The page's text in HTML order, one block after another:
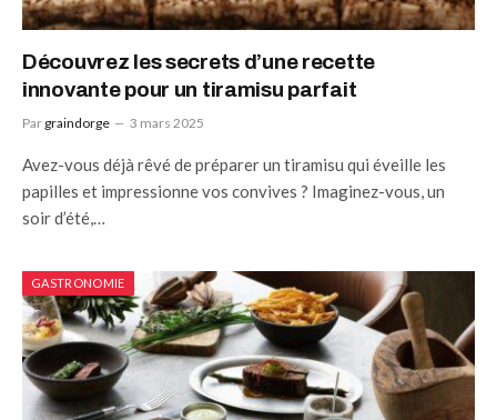
Découvrez les secrets d’une recette
innovante pour un tiramisu parfait
Par graindorge 3 mars 2025
Avez-vous déjà rêvé de préparer un tiramisu qui éveille les
papilles et impressionne vos convives ? Imaginez-vous, un
soir d’été,…
GASTRONOMIE